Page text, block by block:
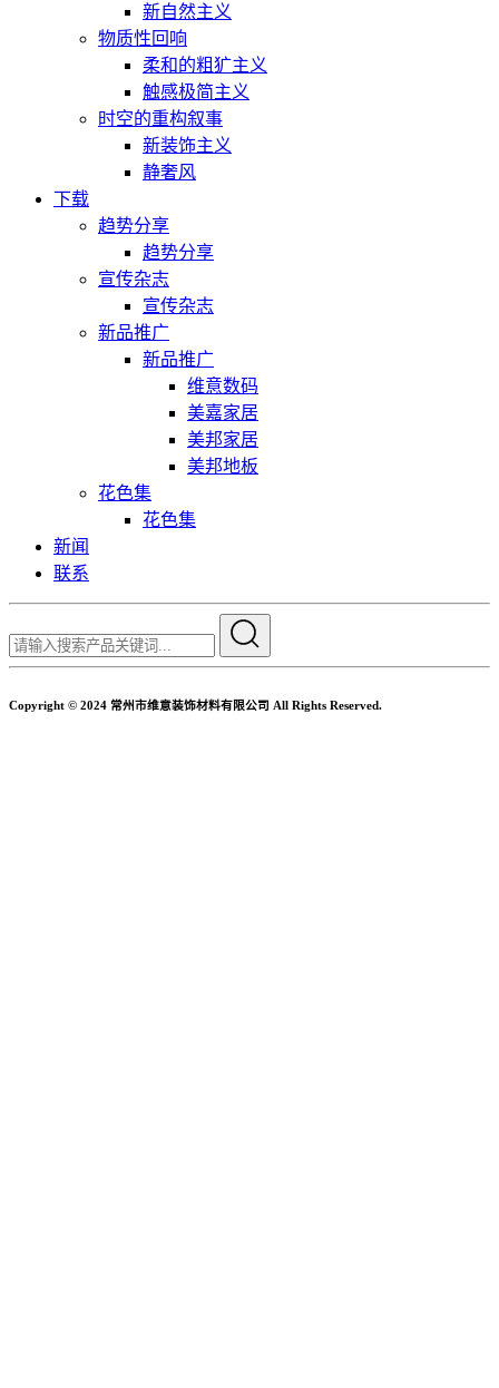
新自然主义
物质性回响
柔和的粗犷主义
触感极简主义
时空的重构叙事
新装饰主义
静奢风
下载
趋势分享
趋势分享
宣传杂志
宣传杂志
新品推广
新品推广
维意数码
美嘉家居
美邦家居
美邦地板
花色集
花色集
新闻
联系
Copyright © 2024 常州市维意装饰材料有限公司 All Rights Reserved.